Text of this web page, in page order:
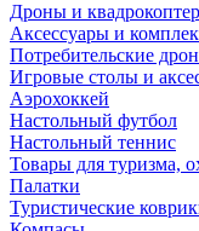
Дроны и
Аксессуары и
Потребительские
Игровые столы и
Аэрохоккей
Настольный футбол
Настольный теннис
Товары для туризма,
Палатки
Туристические